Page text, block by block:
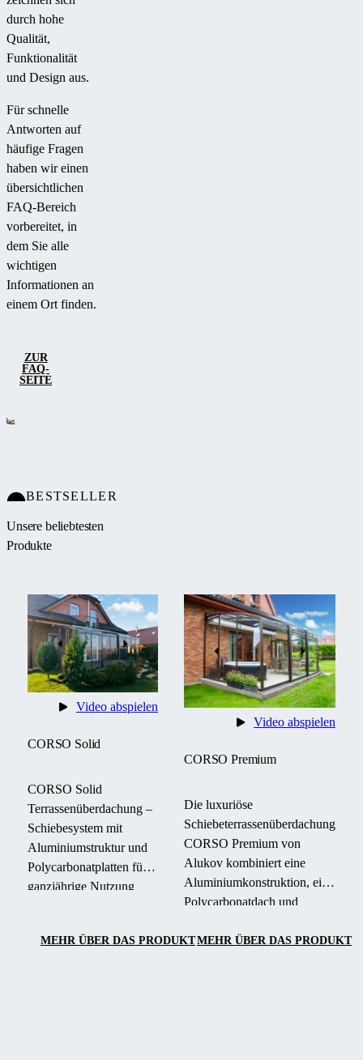
durch hohe
Qualität,
Funktionalität
und Design aus.
Für schnelle
Antworten auf
häufige Fragen
haben wir einen
übersichtlichen
FAQ-Bereich
vorbereitet, in
dem Sie alle
wichtigen
Informationen an
einem Ort finden.
ZUR
FAQ-
SEITE
BESTSELLER
Unsere beliebtesten
Produkte
CORSO Solid
CORSO Solid
Terrassenüberdachung –
Schiebesystem mit
Aluminiumstruktur und
Polycarbonatplatten für
ganzjährige Nutzung
Video abspielen
MEHR ÜBER DAS PRODUKT
CORSO Premium
Die luxuriöse
Schiebeterrassenüberdachung
CORSO Premium von
Alukov kombiniert eine
Aluminiumkonstruktion, ein
Polycarbonatdach und
Sicherheitsglas. Das elegante
Video abspielen
MEHR ÜBER DAS PRODUKT